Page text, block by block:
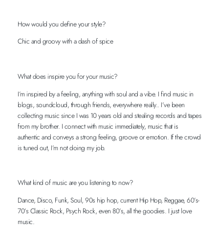
How would you define your style?
Chic and groovy with a dash of spice
What does inspire you for your music?
I’m inspired by a feeling, anything with soul and a vibe. I find music in
blogs, soundcloud, through friends, everywhere really.. I’ve been
collecting music since I was 10 years old and stealing records and tapes
from my brother. I connect with music immediately, music that is
authentic and conveys a strong feeling, groove or emotion. If the crowd
is tuned out, I’m not doing my job.
What kind of music are you listening to now?
Dance, Disco, Funk, Soul, 90s hip hop, current Hip Hop, Reggae, 60’s-
70’s Classic Rock, Psych Rock, even 80’s, all the goodies. I just love
music.